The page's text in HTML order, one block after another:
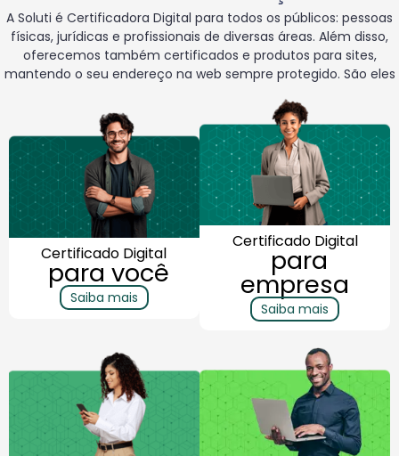
A Soluti é Certificadora Digital para todos os públicos: pessoas
físicas, jurídicas e profissionais de diversas áreas. Além disso,
oferecemos também certificados e produtos para sites,
mantendo o seu endereço na web sempre protegido. São eles
Certificado Digital
para você
Saiba mais
Certificado Digital
para
empresa
Saiba mais